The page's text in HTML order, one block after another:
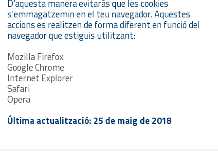
D'aquesta manera evitaràs que les cookies
s'emmagatzemin en el teu navegador. Aquestes
accions es realitzen de forma diferent en funció del
navegador que estiguis utilitzant:
Mozilla Firefox
Google Chrome
Internet Explorer
Safari
Opera
Última actualització: 25 de maig de 2018